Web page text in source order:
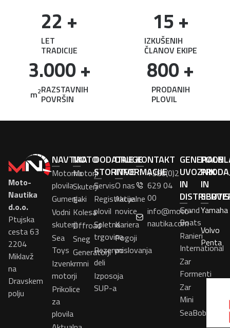
LET
TRADICIJE
22 +
IZKUŠENIH
ČLANOV EKIPE
15 +
m2RAZSTAVNIH
POVRŠIN
3.000 +
PRODANIH
PLOVIL
800 +
Moto-
Nautika
d.o.o.
Ptujska
cesta 63
2204
Miklavž
na
Dravskem
polju
NAVTIKA
Motorna
plovila
Gumenjaki
Vodni
skuterji
Sea
Toys
Izvenkrmni
motorji
Prikolice
za
plovila
MOTO
Motorji
Skuterji
E-
Kolesa
Offroad
Sneg
Generatorji
DODATNE
STORITVE
Servis
Registracije
plovil
Spletna
trgovina
Rezervni
deli
Izposoja
SUP-a
DRUGE
INFORMACIJE
O nas
Aktualne
novice
Kariera
Pogoji
poslovanja
KONTAKT
+386(0)2
629 04
00
info@moto-
nautika.com
GENERALNI
UVOZNIK
IN
Grand
Boats
Ranieri
International
Zar
Formenti
Zar
Mini
SeaBob
IN
Yamaha
Volvo
Penta